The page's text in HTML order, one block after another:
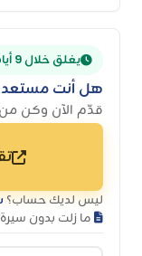
يغلق خلال 9 أيام
هل أنت مستعد
قدّم الآن وكن من
ليس لديك حساب؟
ما زلت بدون سيرة